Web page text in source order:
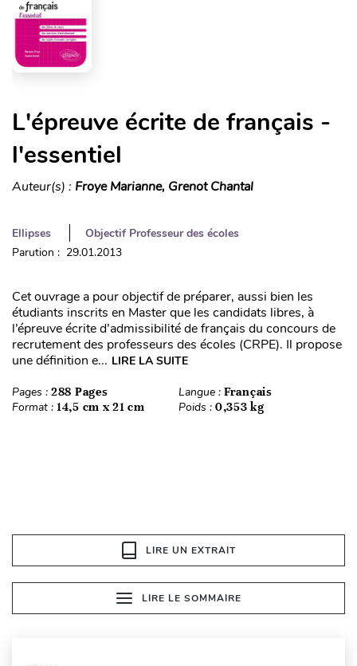
L'épreuve écrite de français -
l'essentiel
Auteur(s) : Froye Marianne, Grenot Chantal
Ellipses
Objectif Professeur des écoles
Parution : 29.01.2013
Cet ouvrage a pour objectif de préparer, aussi bien les
étudiants inscrits en Master que les candidats libres, à
l’épreuve écrite d’admissibilité de français du concours de
recrutement des professeurs des écoles (CRPE). Il propose
une définition e... LIRE LA SUITE
Pages : 288 Pages Langue : Français
Format : 14,5 cm x 21 cm Poids : 0,353 kg
LIRE UN EXTRAIT
LIRE LE SOMMAIRE